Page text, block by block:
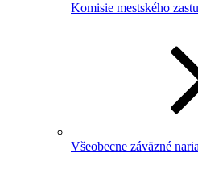
Komisie mestského
Všeobecne záväzné